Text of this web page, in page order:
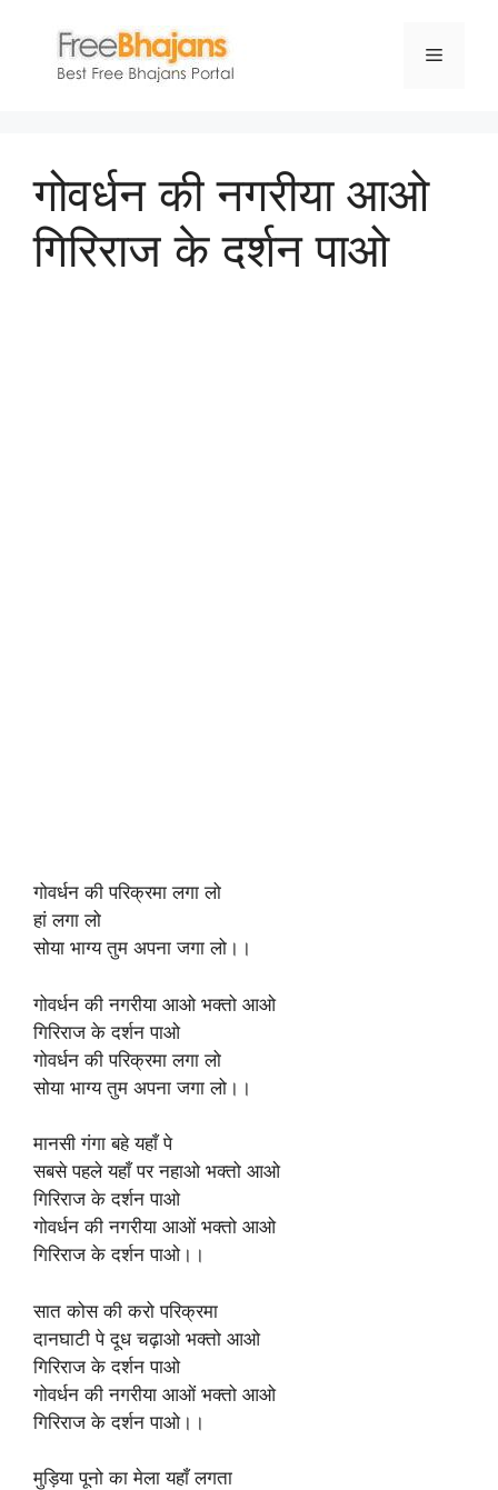
content
Menu
गोवर्धन की नगरीया आओ
गिरिराज के दर्शन पाओ
गोवर्धन की परिक्रमा लगा लो
हां लगा लो
सोया भाग्य तुम अपना जगा लो।।
गोवर्धन की नगरीया आओ भक्तो आओ
गिरिराज के दर्शन पाओ
गोवर्धन की परिक्रमा लगा लो
सोया भाग्य तुम अपना जगा लो।।
मानसी गंगा बहे यहाँ पे
सबसे पहले यहाँ पर नहाओ भक्तो आओ
गिरिराज के दर्शन पाओ
गोवर्धन की नगरीया आओं भक्तो आओ
गिरिराज के दर्शन पाओ।।
सात कोस की करो परिक्रमा
दानघाटी पे दूध चढ़ाओ भक्तो आओ
गिरिराज के दर्शन पाओ
गोवर्धन की नगरीया आओं भक्तो आओ
गिरिराज के दर्शन पाओ।।
मुड़िया पूनो का मेला यहाँ लगता